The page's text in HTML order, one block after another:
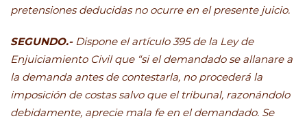
pretensiones deducidas no ocurre en el presente juicio.
SEGUNDO.- Dispone el artículo 395 de la Ley de
Enjuiciamiento Civil que “si el demandado se allanare a
la demanda antes de contestarla, no procederá la
imposición de costas salvo que el tribunal, razonándolo
debidamente, aprecie mala fe en el demandado. Se